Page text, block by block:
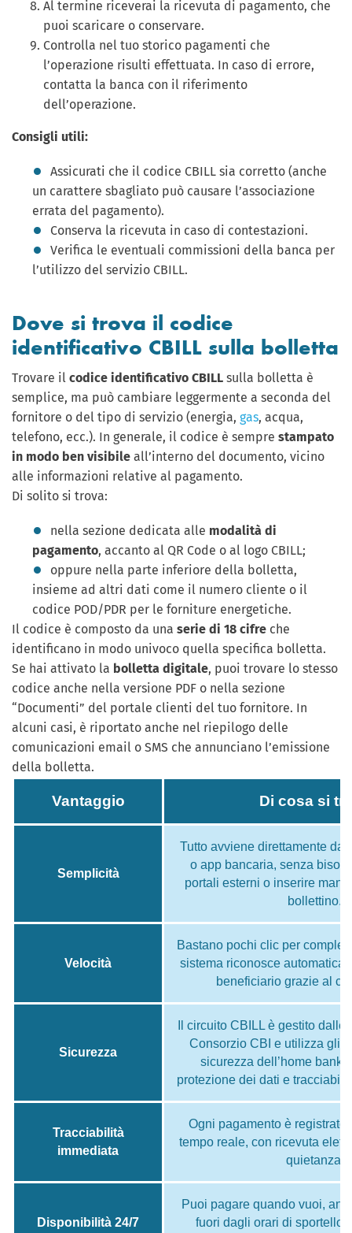
Al termine riceverai la ricevuta di pagamento, che
puoi scaricare o conservare.
Controlla nel tuo storico pagamenti che
l’operazione risulti effettuata. In caso di errore,
contatta la banca con il riferimento
dell’operazione.
Consigli utili:
Assicurati che il codice CBILL sia corretto (anche
un carattere sbagliato può causare l’associazione
errata del pagamento).
Conserva la ricevuta in caso di contestazioni.
Verifica le eventuali commissioni della banca per
l’utilizzo del servizio CBILL.
Dove si trova il codice
identificativo CBILL sulla bolletta
Trovare il codice identificativo CBILL sulla bolletta è
semplice, ma può cambiare leggermente a seconda del
fornitore o del tipo di servizio (energia, gas, acqua,
telefono, ecc.). In generale, il codice è sempre stampato
in modo ben visibile all’interno del documento, vicino
alle informazioni relative al pagamento.
Di solito si trova:
nella sezione dedicata alle modalità di
pagamento, accanto al QR Code o al logo CBILL;
oppure nella parte inferiore della bolletta,
insieme ad altri dati come il numero cliente o il
codice POD/PDR per le forniture energetiche.
Il codice è composto da una serie di 18 cifre che
identificano in modo univoco quella specifica bolletta.
Se hai attivato la bolletta digitale, puoi trovare lo stesso
codice anche nella versione PDF o nella sezione
“Documenti” del portale clienti del tuo fornitore. In
alcuni casi, è riportato anche nel riepilogo delle
comunicazioni email o SMS che annunciano l’emissione
della bolletta.
Vantaggio Di cosa si
Semplicità
Tutto avviene direttamente dal
o app bancaria, senza
portali esterni o inserire
bollettino.
Velocità
Bastano pochi clic per
sistema riconosce
beneficiario grazie al
Sicurezza
Il circuito CBILL è gestito
Consorzio CBI e utilizza gli
sicurezza dell’home
protezione dei dati e
Tracciabilità
immediata
Ogni pagamento è registrato
tempo reale, con ricevuta
quietanza.
Disponibilità 24/7
Puoi pagare quando vuoi,
fuori dagli orari di sportello,